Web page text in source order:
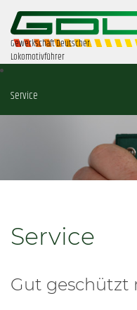
Gewerkschaft Deutscher
Lokomotivführer
Service
Service
Gut geschützt